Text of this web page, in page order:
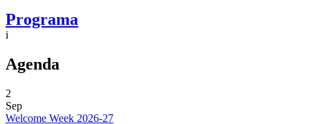
Programa
i
Agenda
2
Sep
Welcome Week 2026-27